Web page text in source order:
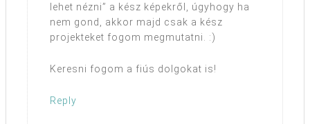
lehet nézni” a kész képekről, úgyhogy ha
nem gond, akkor majd csak a kész
projekteket fogom megmutatni. :)
Keresni fogom a fiús dolgokat is!
Reply